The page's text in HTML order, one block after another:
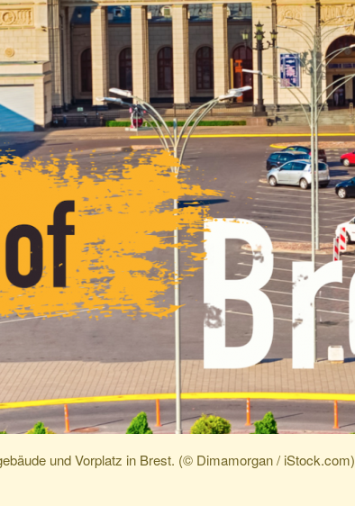
und Vorplatz in Brest. (© Dimamorgan / iStock.com)